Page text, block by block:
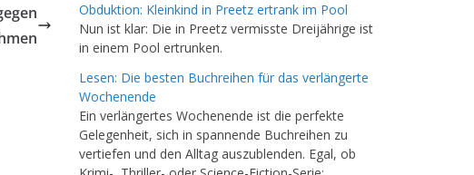
Obduktion: Kleinkind in Preetz ertrank im Pool
Nun ist klar: Die in Preetz vermisste Dreijährige ist
in einem Pool ertrunken.
Lesen: Die besten Buchreihen für das verlängerte
Wochenende
Ein verlängertes Wochenende ist die perfekte
Gelegenheit, sich in spannende Buchreihen zu
vertiefen und den Alltag auszublenden. Egal, ob